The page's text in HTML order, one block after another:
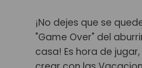
¡No dejes que se
"Game Over" del
casa! Es hora de